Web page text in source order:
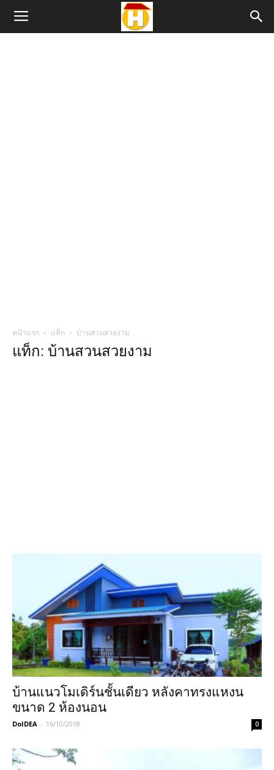
หน้าแรก แท็ก บ้านสวนสวยงาม
แท็ก: บ้านสวนสวยงาม
บ้านแนวโมเดิร์นชั้นเดียว หลังคาทรงแหงน
ขนาด 2 ห้องนอน
DoIDEA - 16/10/2018 0